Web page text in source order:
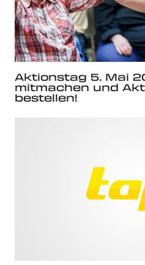
Aktionstag 5. Mai
mitmachen und
bestellen!